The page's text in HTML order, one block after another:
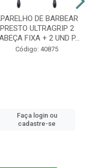
DE BARBEAR
PRESTO ULTRAGRIP 2
FIXA + 2 UND P...
Código: 40875
Faça login ou
cadastre-se